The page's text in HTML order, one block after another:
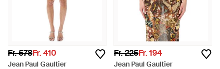
Fr. 578Fr. 410
Jean Paul Gaultier
Fr. 225Fr. 194
Jean Paul Gaultier